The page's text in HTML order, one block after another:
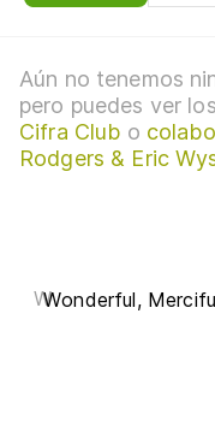
Aún no tenemos
pero puedes ver
Cifra Club o
Rodgers & Eric
WWonderful,